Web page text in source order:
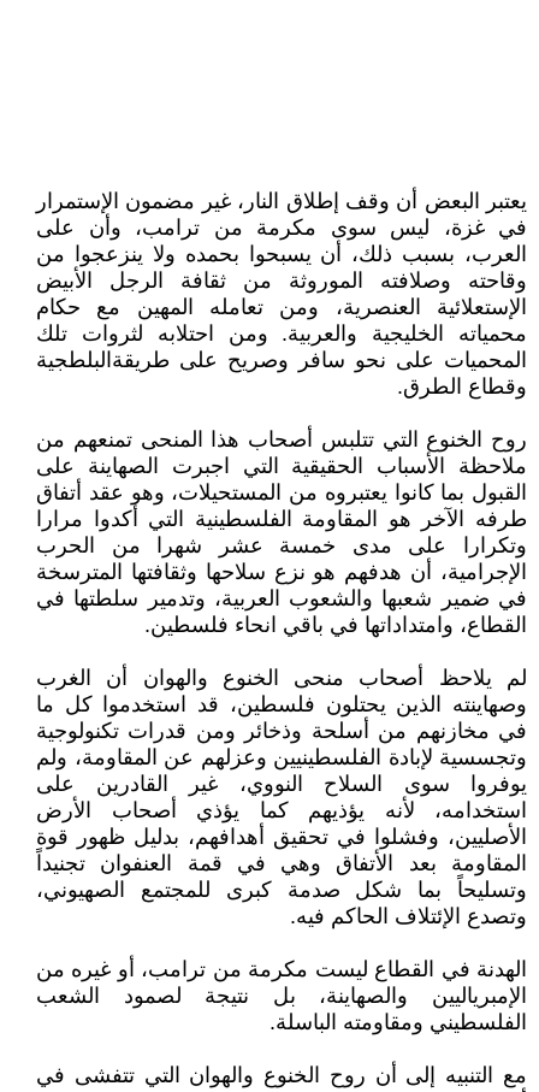
يعتبر البعض أن وقف إطلاق النار، غير مضمون الإستمرار
في غزة، ليس سوى مكرمة من ترامب، وأن على
العرب، بسبب ذلك، أن يسبحوا بحمده ولا ينزعجوا من
وقاحته وصلافته الموروثة من ثقافة الرجل الأبيض
الإستعلائية العنصرية، ومن تعامله المهين مع حكام
محمياته الخليجية والعربية. ومن احتلابه لثروات تلك
المحميات على نحو سافر وصريح على طريقةالبلطجية
وقطاع الطرق.
روح الخنوع التي تتلبس أصحاب هذا المنحى تمنعهم من
ملاحظة الأسباب الحقيقية التي اجبرت الصهاينة على
القبول بما كانوا يعتبروه من المستحيلات، وهو عقد أتفاق
طرفه الآخر هو المقاومة الفلسطينية التي أكدوا مرارا
وتكرارا على مدى خمسة عشر شهرا من الحرب
الإجرامية، أن هدفهم هو نزع سلاحها وثقافتها المترسخة
في ضمير شعبها والشعوب العربية، وتدمير سلطتها في
القطاع، وامتداداتها في باقي انحاء فلسطين.
لم يلاحظ أصحاب منحى الخنوع والهوان أن الغرب
وصهاينته الذين يحتلون فلسطين، قد استخدموا كل ما
في مخازنهم من أسلحة وذخائر ومن قدرات تكنولوجية
وتجسسية لإبادة الفلسطينيين وعزلهم عن المقاومة، ولم
يوفروا سوى السلاح النووي، غير القادرين على
استخدامه، لأنه يؤذيهم كما يؤذي أصحاب الأرض
الأصليين، وفشلوا في تحقيق أهدافهم، بدليل ظهور قوة
المقاومة بعد الأتفاق وهي في قمة العنفوان تجنيداً
وتسليحاً بما شكل صدمة كبرى للمجتمع الصهيوني،
وتصدع الإئتلاف الحاكم فيه.
الهدنة في القطاع ليست مكرمة من ترامب، أو غيره من
الإمبرياليين والصهاينة، بل نتيجة لصمود الشعب
الفلسطيني ومقاومته الباسلة.
مع التنبيه إلى أن روح الخنوع والهوان التي تتفشى في